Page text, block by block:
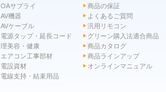
OAサプライ
AV機器
AVケーブル
電源タップ・延長コード
理美容・健康
エアコン工事部材
電設資材
電線支持・結束用品
商品の保証
よくあるご質問
汎用リモコン
グリーン購入法適合商品
商品カタログ
商品ラインアップ
オンラインマニュアル